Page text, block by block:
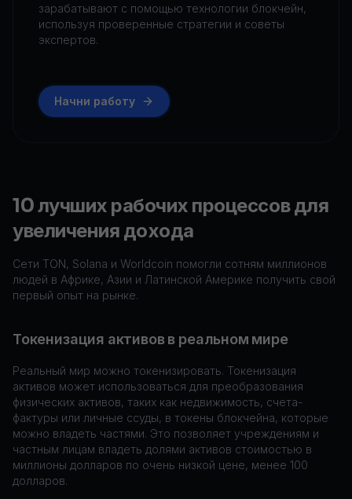
зарабатывают с помощью технологии блокчейн,
используя проверенные стратегии и советы
экспертов.
Начни работу
10 лучших рабочих процессов для
увеличения дохода
Сети TON, Solana и Worldcoin помогли сотням миллионов
людей в Африке, Азии и Латинской Америке получить свой
первый опыт на рынке.
Токенизация активов в реальном мире
Реальный мир можно токенизировать. Токенизация
активов может использоваться для преобразования
физических активов, таких как недвижимость, счета-
фактуры или личные ссуды, в токены блокчейна, которые
можно владеть частями. Это позволяет учреждениям и
частным лицам владеть долями активов стоимостью в
миллионы долларов по очень низкой цене, менее 100
долларов.